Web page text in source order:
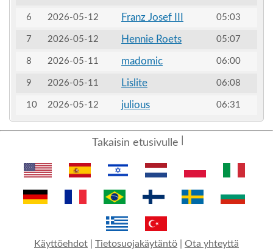
6 2026-05-12 Franz Josef III 05:03
7 2026-05-12 Hennie Roets 05:07
8 2026-05-11 madomic 06:00
9 2026-05-11 Lislite 06:08
10 2026-05-12 julious 06:31
Takaisin etusivulle
Käyttöehdot Tietosuojakäytäntö Ota yhteyttä